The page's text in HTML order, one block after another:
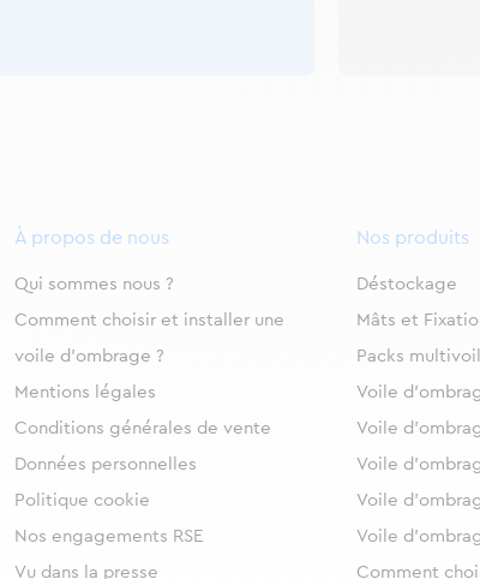
À propos de nous
Qui sommes nous ?
Comment choisir et installer une
voile d’ombrage ?
Mentions légales
Conditions générales de vente
Données personnelles
Politique cookie
Nos engagements RSE
Vu dans la presse
Nos produits
Déstockage
Mâts et
Packs
Voile
Voile
Voile
Voile
Voile
Comment